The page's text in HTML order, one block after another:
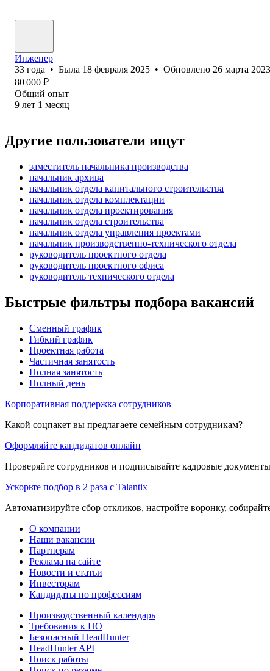
Инженер
33 года • Была 18 февраля 2025 • Обновлено 26 марта 2023
80 000 ₽
Общий опыт
9 лет 1 месяц
Другие пользователи ищут
заместитель начальника производства
начальник архива
начальник отдела капитального строительства
начальник отдела комплектации
начальник отдела проектирования
начальник отдела строительства
начальник отдела управления проектами
начальник производственно-технического отдела
руководитель проектного отдела
руководитель проектного офиса
руководитель технического отдела
Быстрые фильтры подбора вакансий
Сменный график
Гибкий график
Проектная работа
Частичная занятость
Полная занятость
Полный день
Корпоративная поддержка сотрудников
Какой соцпакет вы предлагаете семейным сотрудникам?
Оформляйте кандидатов онлайн
Проверяйте сотрудников и подписывайте кадровые
Ускорьте подбор в 2 раза с Talantix
Автоматизируйте сбор откликов, настройте воронку,
О компании
Наши вакансии
Партнерам
Реклама на сайте
Новости и статьи
Инвесторам
Кандидаты по профессиям
Производственный календарь
Требования к ПО
Безопасный HeadHunter
HeadHunter API
Поиск работы